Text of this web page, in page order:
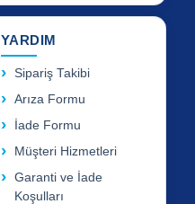
YARDIM
Sipariş Takibi
Arıza Formu
İade Formu
Müşteri Hizmetleri
Garanti ve İade
Koşulları